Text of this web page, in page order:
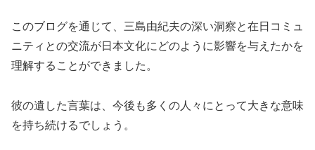
このブログを通じて、三島由紀夫の深い洞察と在日コミュ
ニティとの交流が日本文化にどのように影響を与えたかを
理解することができました。
彼の遺した言葉は、今後も多くの人々にとって大きな意味
を持ち続けるでしょう。